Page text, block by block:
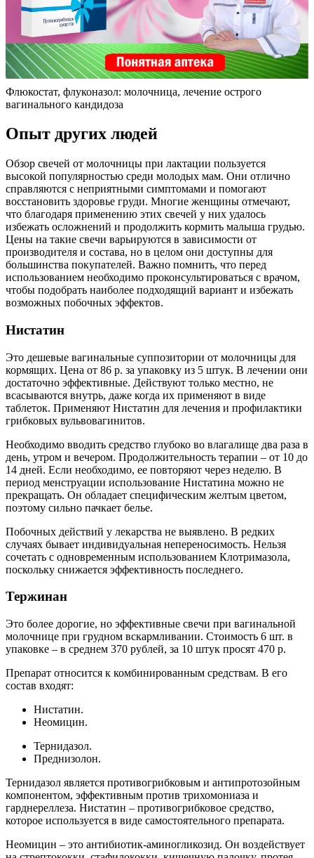
Флюкостат, флуконазол: молочница, лечение острого
вагинального кандидоза
Опыт других людей
Обзор свечей от молочницы при лактации пользуется
высокой популярностью среди молодых мам. Они отлично
справляются с неприятными симптомами и помогают
восстановить здоровье груди. Многие женщины отмечают,
что благодаря применению этих свечей у них удалось
избежать осложнений и продолжить кормить малыша грудью.
Цены на такие свечи варьируются в зависимости от
производителя и состава, но в целом они доступны для
большинства покупателей. Важно помнить, что перед
использованием необходимо проконсультироваться с врачом,
чтобы подобрать наиболее подходящий вариант и избежать
возможных побочных эффектов.
Нистатин
Это дешевые вагинальные суппозитории от молочницы для
кормящих. Цена от 86 р. за упаковку из 5 штук. В лечении они
достаточно эффективные. Действуют только местно, не
всасываются внутрь, даже когда их применяют в виде
таблеток. Применяют Нистатин для лечения и профилактики
грибковых вульвовагинитов.
Необходимо вводить средство глубоко во влагалище два раза в
день, утром и вечером. Продолжительность терапии – от 10 до
14 дней. Если необходимо, ее повторяют через неделю. В
период менструации использование Нистатина можно не
прекращать. Он обладает специфическим желтым цветом,
поэтому сильно пачкает белье.
Побочных действий у лекарства не выявлено. В редких
случаях бывает индивидуальная непереносимость. Нельзя
сочетать с одновременным использованием Клотримазола,
поскольку снижается эффективность последнего.
Тержинан
Это более дорогие, но эффективные свечи при вагинальной
молочнице при грудном вскармливании. Стоимость 6 шт. в
упаковке – в среднем 370 рублей, за 10 штук просят 470 р.
Препарат относится к комбинированным средствам. В его
состав входят:
Нистатин.
Неомицин.
Тернидазол.
Преднизолон.
Тернидазол является противогрибковым и антипротозойным
компонентом, эффективным против трихомониаза и
гарднереллеза. Нистатин – противогрибковое средство,
которое используется в виде самостоятельного препарата.
Неомицин – это антибиотик-аминогликозид. Он воздействует